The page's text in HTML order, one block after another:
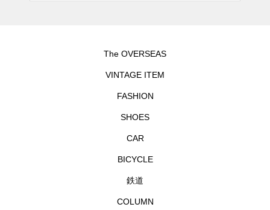
The OVERSEAS
VINTAGE ITEM
FASHION
SHOES
CAR
BICYCLE
鉄道
COLUMN